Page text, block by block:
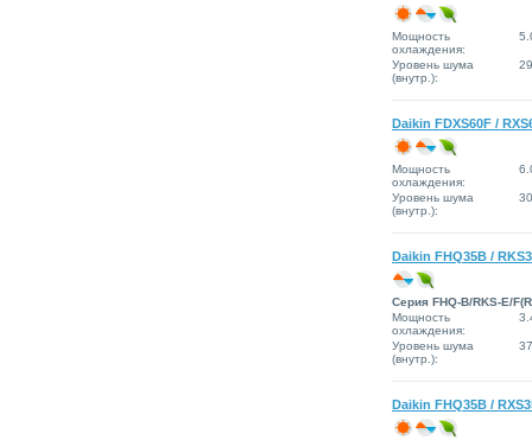
Мощность
охлаждения:
Уровень шума
(внутр.):
Daikin FDXS60F /
Мощность
охлаждения:
Уровень шума
(внутр.):
Daikin FHQ35B /
Серия FHQ-B/RKS-E/
Мощность
охлаждения:
Уровень шума
(внутр.):
Daikin FHQ35B /